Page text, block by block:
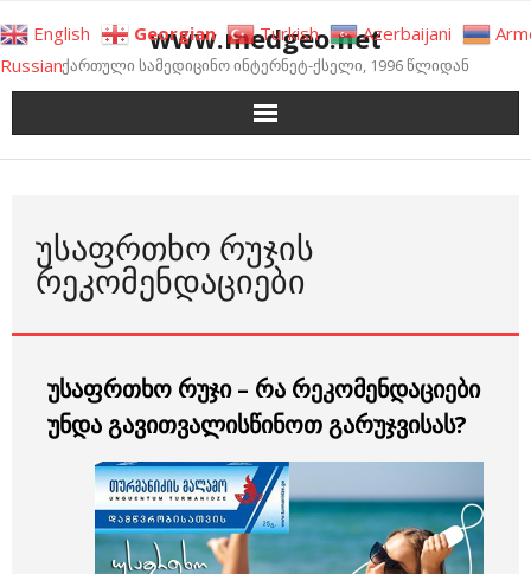
to
content
www.medgeo.net
ქართული სამედიცინო ინტერნეტ-ქსელი, 1996 წლიდან
ᲣᲡᲐᲤᲠᲗᲮᲝ ᲠᲣᲯᲘᲡ
ᲠᲔᲙᲝᲛᲔᲜᲓᲐᲪᲘᲔᲑᲘ
უსაფრთხო რუჯი – რა რეკომენდაციები
უნდა გავითვალისწინოთ გარუჯვისას?
English Georgian Turkish Azerbaijani
Russian